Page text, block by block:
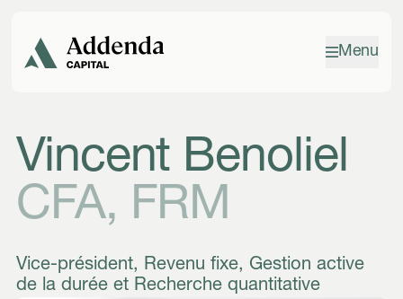
Menu
Vincent Benoliel
CFA, FRM
Vice-président, Revenu fixe, Gestion active
de la durée et Recherche quantitative